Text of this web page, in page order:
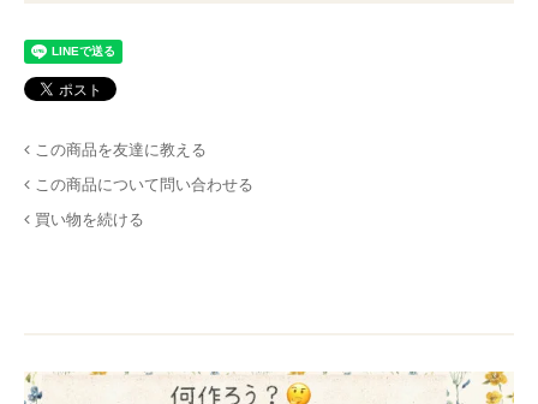
この商品を友達に教える
この商品について問い合わせる
買い物を続ける